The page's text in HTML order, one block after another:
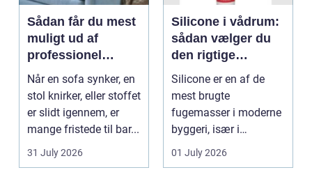
Sådan får du mest
muligt ud af
professionel
møbelpolstring
Når en sofa synker, en
stol knirker, eller stoffet
er slidt igennem, er
mange fristede til bar...
31 July 2026
Silicone i vådrum:
sådan vælger du
den rigtige
fugemasse
Silicone er en af de
mest brugte
fugemasser i moderne
byggeri, især i
badeværelser,
køkkener og andr...
01 July 2026